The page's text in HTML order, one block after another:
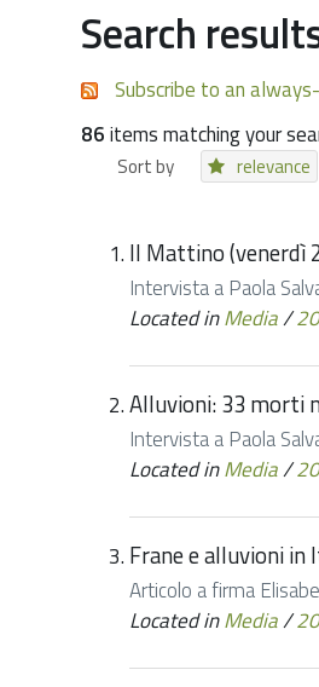
Search
Subscribe to an
86items matching your
Sort by relevance
Il Mattino (venerdì
Intervista a Paola
Located inMedia/
Alluvioni: 33 morti
Intervista a Paola
Located inMedia/
Frane e alluvioni
Articolo a firma
Located inMedia/